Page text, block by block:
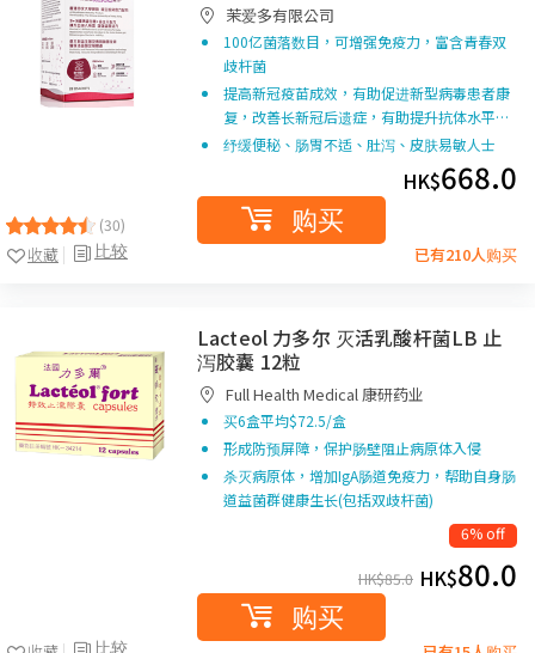
(30)
比较
收藏
茉爱多有限公司
100亿菌落数目，可增强免疫力，富含青春双
歧杆菌
提高新冠疫苗成效，有助促进新型病毒患者康
复，改善长新冠后遗症，有助提升抗体水平…
纾缓便秘、肠胃不适、肚泻、皮肤易敏人士
HK$668.0
购买
已有210人购买
比较
Lacteol 力多尔 灭活乳酸杆菌LB 止
泻胶囊 12粒
Full Health Medical 康研药业
买6盒平均$72.5/盒
形成防预屏障，保护肠壁阻止病原体入侵
杀灭病原体，增加IgA肠道免疫力，帮助自身肠
道益菌群健康生长(包括双歧杆菌)
6% off
HK$85.0 HK$80.0
购买